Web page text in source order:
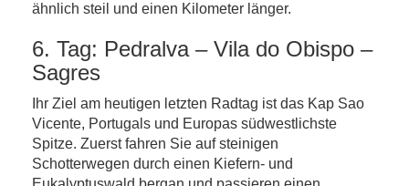
ähnlich steil und einen Kilometer länger.
6. Tag: Pedralva – Vila do Obispo –
Sagres
Ihr Ziel am heutigen letzten Radtag ist das Kap Sao
Vicente, Portugals und Europas südwestlichste
Spitze. Zuerst fahren Sie auf steinigen
Schotterwegen durch einen Kiefern- und